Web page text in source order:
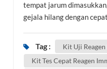
tempat jarum
gejala hilang dengan
Tag :
Kit Uji
Kit Tes Cepat Reagen